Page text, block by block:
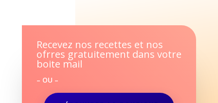
Recevez nos recettes et nos
ofrres gratuitement dans votre
boite mail
– OU –